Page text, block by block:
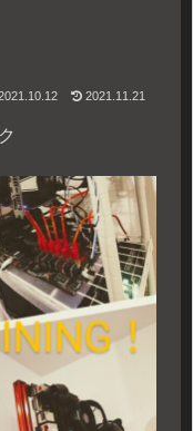
2021.11.21